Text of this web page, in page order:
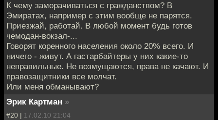
К чему заморачиваться с гражданством? В
Эмиратах, например с этим вообще не парятся.
Приезжай, работай. В любой момент будь готов
чемодан-вокзал-...
Говорят коренного населения около 20% всего. И
ничего - живут. А гастарбайтеры у них какие-то
неправильные. Не возмущаются, права не качают. И
правозащитники все молчат.
Или меня обманывают?
Эрик Картман »
#20 | 17.02.10 21:04